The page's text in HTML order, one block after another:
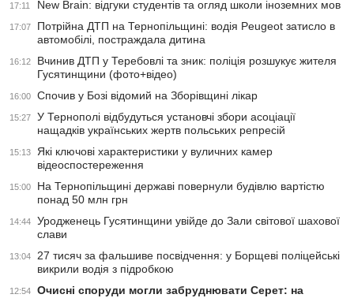
17:11 New Brain: відгуки студентів та огляд школи іноземних мов
17:07
Потрійна ДТП на Тернопільщині: водія Peugeot затисло в
автомобілі, постраждала дитина
16:12
Вчинив ДТП у Теребовлі та зник: поліція розшукує жителя
Гусятинщини (фото+відео)
16:00 Спочив у Бозі відомий на Зборівщині лікар
15:27
У Тернополі відбудуться установчі збори асоціації
нащадків українських жертв польських репресій
15:13
Які ключові характеристики у вуличних камер
відеоспостереження
15:00
На Тернопільщині державі повернули будівлю вартістю
понад 50 млн грн
14:44
Уродженець Гусятинщини увійде до Зали світової шахової
слави
13:04
27 тисяч за фальшиве посвідчення: у Борщеві поліцейські
викрили водія з підробкою
12:54
Очисні споруди могли забруднювати Серет: на